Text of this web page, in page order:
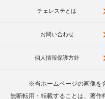
チェレステとは
お問い合わせ
個人情報保護方針
※当ホームページの画像を
無断転用・転載することは、著作